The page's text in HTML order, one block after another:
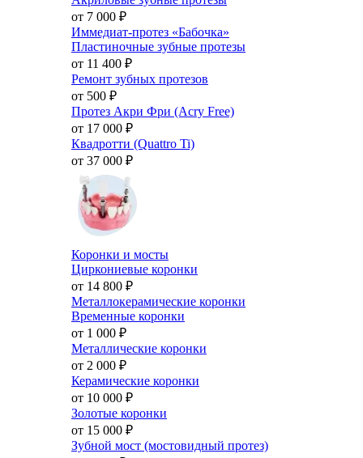
от 7 000 ₽
Иммедиат-протез «Бабочка»
Пластиночные зубные протезы
от 11 400 ₽
Ремонт зубных протезов
от 500 ₽
Протез Акри Фри (Acry Free)
от 17 000 ₽
Квадротти (Quattro Ti)
от 37 000 ₽
Коронки и мосты
Циркониевые коронки
от 14 800 ₽
Металлокерамические коронки
Временные коронки
от 1 000 ₽
Металлические коронки
от 2 000 ₽
Керамические коронки
от 10 000 ₽
Золотые коронки
от 15 000 ₽
Зубной мост (мостовидный протез)